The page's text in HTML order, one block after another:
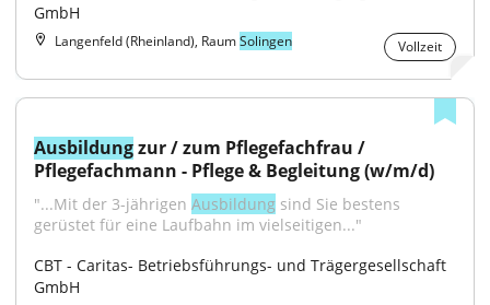
GmbH
Langenfeld (Rheinland), RaumSolingen Vollzeit
Ausbildung zur / zum Pflegefachfrau /
Pflegefachmann - Pflege & Begleitung (w/m/d)
"...Mit der 3-jährigen Ausbildung sind Sie bestens
gerüstet für eine Laufbahn im vielseitigen..."
CBT - Caritas- Betriebsführungs- und Trägergesellschaft
GmbH